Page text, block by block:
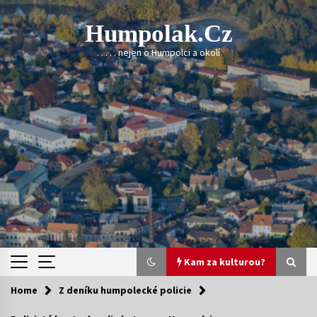
Skip
to
content
Humpolak.cz
. . . . . nejen o Humpolci a okolí
Kam za kulturou?
Kam za kulturou?
Home Z deníku humpolecké policie